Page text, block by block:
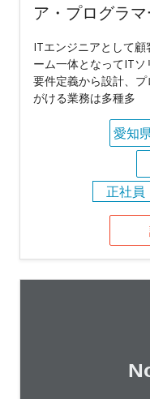
ア・プログラマ
ITエンジニアとして
ーム一体となってITソ
要件定義から設計、
がける業務は多種多
愛知
正社員